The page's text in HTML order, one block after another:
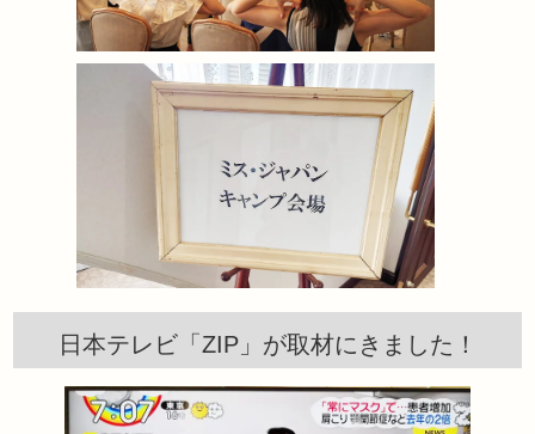
日本テレビ「ZIP」が取材にきました！